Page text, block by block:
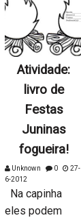
Atividade:
livro de
Festas
Juninas
fogueira!
Unknown 0
27-
6-2012
Na capinha
eles podem